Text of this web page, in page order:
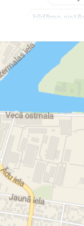
bīdāmo
metāla
"EIRA GROUP"
mēbeļu
kokšķiedra